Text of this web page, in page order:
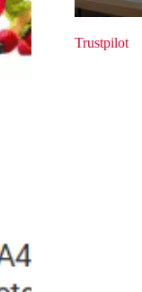
Trustpilot